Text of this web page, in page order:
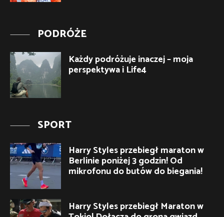
PODRÓŻE
Każdy podróżuje inaczej – moja
perspektywa i Life4
SPORT
Harry Styles przebiegł maraton w
Berlinie poniżej 3 godzin! Od
mikrofonu do butów do biegania!
Harry Styles przebiegł Maraton w